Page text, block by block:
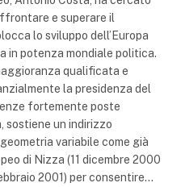
e superare il
lo sviluppo dell’Europa
in potenza mondiale politica.
qualificata e
la presidenza del
fortemente poste
sostiene un indirizzo
variabile come già
di Nizza (11 dicembre 2000
2001) per consentire…